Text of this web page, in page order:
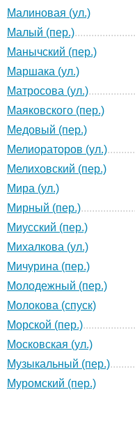
Малиновая (ул.)
Малый (пер.)
Манычский (пер.)
Маршака (ул.)
Матросова (ул.)
Маяковского (пер.)
Медовый (пер.)
Мелиораторов (ул.)
Мелиховский (пер.)
Мира (ул.)
Мирный (пер.)
Миусский (пер.)
Михалкова (ул.)
Мичурина (пер.)
Молодежный (пер.)
Молокова (спуск)
Морской (пер.)
Московская (ул.)
Музыкальный (пер.)
Муромский (пер.)